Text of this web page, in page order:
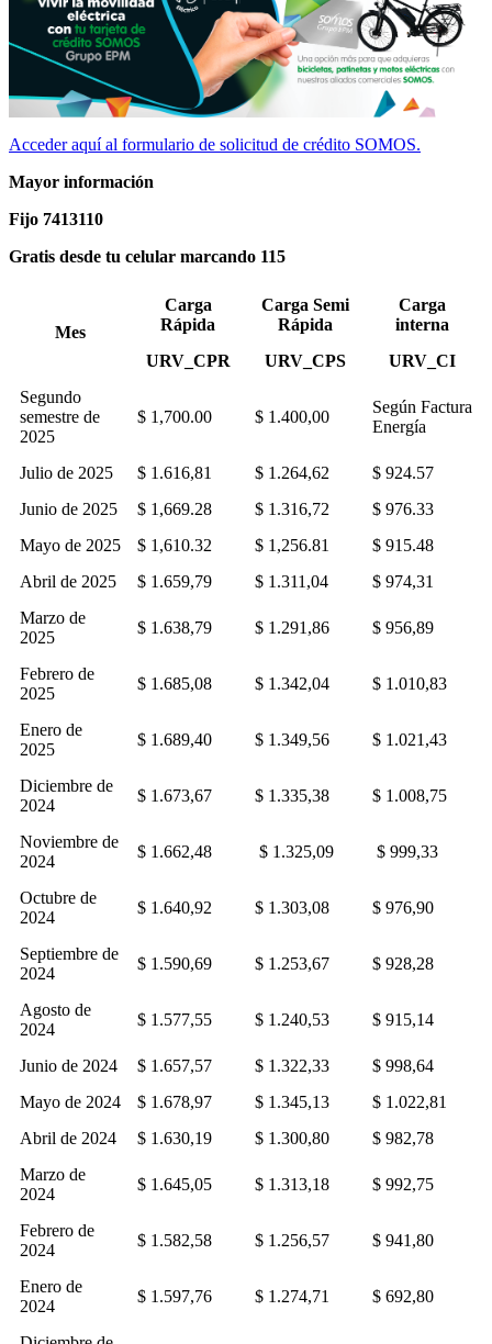
Acceder aquí al formulario de solicitud de crédito SOMOS.
Mayor información
Fijo 7413110
Gratis desde tu celular marcando 115
Mes
Carga
Rápida
Carga Semi
Rápida
Carga
interna
URV_CPR
URV_CPS
URV_CI
Segundo
semestre de
2025
$ 1,700.00 $ 1.400,00
Según Factura
Energía
Julio de 2025 $ 1.616,81 $ 1.264,62
$ 924.57
Junio de 2025
$ 1,669.28 $ 1.316,72
$ 976.33
Mayo de 2025
$ 1,610.32 $ 1,256.81
$ 915.48
Abril de 2025
$ 1.659,79 $ 1.311,04
$ 974,31
Marzo de
2025
$ 1.638,79 $ 1.291,86 $ 956,89
Febrero de
2025
$ 1.685,08 $ 1.342,04 $ 1.010,83
Enero de
2025
$ 1.689,40 $ 1.349,56 $ 1.021,43
Diciembre de
2024
$ 1.673,67 $ 1.335,38 $ 1.008,75
Noviembre de
2024
$ 1.662,48 $ 1.325,09 $ 999,33
Octubre de
2024
$ 1.640,92 $ 1.303,08 $ 976,90
Septiembre de
2024
$ 1.590,69 $ 1.253,67 $ 928,28
Agosto de
2024
$ 1.577,55 $ 1.240,53 $ 915,14
Junio de 2024 $ 1.657,57 $ 1.322,33
$ 998,64
Mayo de 2024
$ 1.678,97 $ 1.345,13
$ 1.022,81
Abril de 2024
$ 1.630,19 $ 1.300,80
$ 982,78
Marzo de
2024
$ 1.645,05 $ 1.313,18 $ 992,75
Febrero de
2024
$ 1.582,58 $ 1.256,57 $ 941,80
Enero de
2024
$ 1.597,76 $ 1.274,71 $ 692,80